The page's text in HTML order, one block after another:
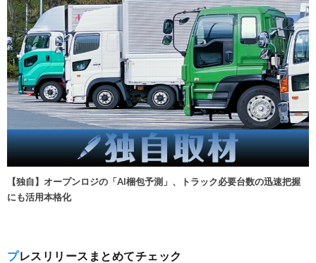
【独自】オープンロジの「AI梱包予測」、トラック必要台数の迅速把握
にも活用本格化
プレスリリースまとめてチェック